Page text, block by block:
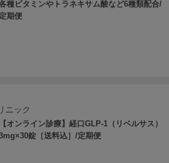
種ビタミンやトラネキサム酸など6種類配合/
定期便
ニック
【オンライン診療】経口GLP-1（リベルサス）
錠［送料込］/定期便